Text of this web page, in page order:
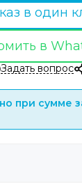
в один
в
Задать вопрос
при сумме